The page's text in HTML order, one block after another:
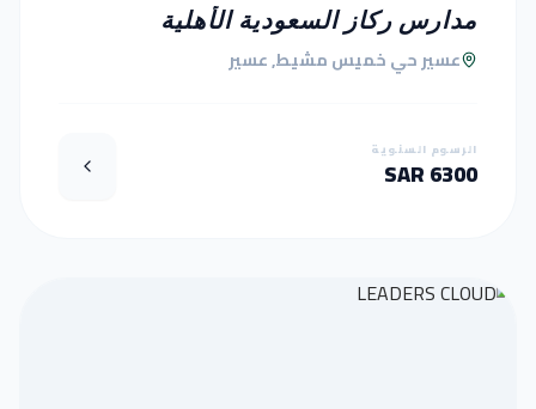
مدارس ركاز السعودية الأهلية
عسير حي خميس مشيط, عسير
الرسوم السنوية
6300 SAR